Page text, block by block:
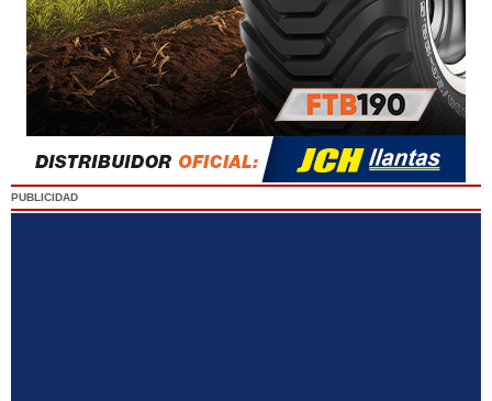
PUBLICIDAD